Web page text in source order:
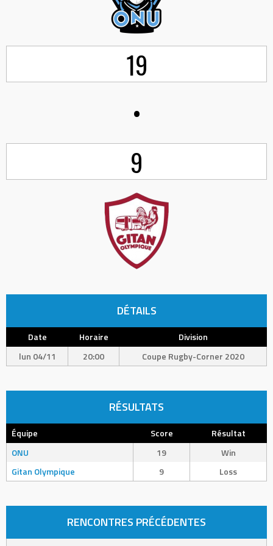
19
•
9
DÉTAILS
Date Horaire
Division
lun 04/11
20:00 Coupe Rugby-Corner 2020
RÉSULTATS
Équipe Score
Résultat
ONU
19
Win
Gitan Olympique
9 Loss
RENCONTRES PRÉCÉDENTES